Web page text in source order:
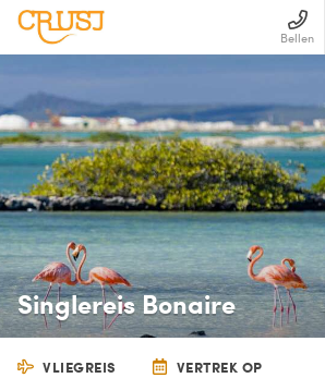
Bellen
Singlereis Bonaire
VLIEGREIS VERTREK OP